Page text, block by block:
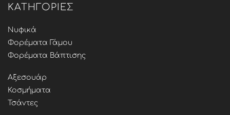
ΚΑΤΗΓΟΡΊΕΣ
Νυφικά
Φορέματα Γάμου
Φορέματα Βάπτισης
Αξεσουάρ
Κοσμήματα
Τσάντες